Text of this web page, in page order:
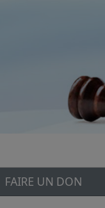
FAIRE UN DON